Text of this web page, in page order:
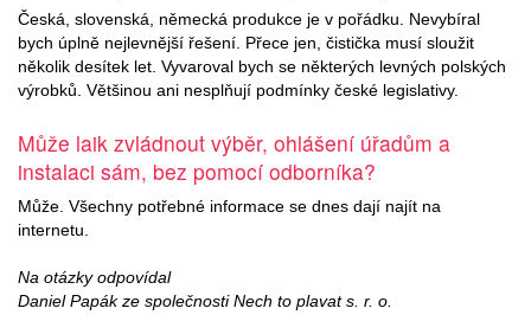
Česká, slovenská, německá produkce je v pořádku. Nevybíral
bych úplně nejlevnější řešení. Přece jen, čistička musí sloužit
několik desítek let. Vyvaroval bych se některých levných polských
výrobků. Většinou ani nesplňují podmínky české legislativy.
Může laik zvládnout výběr, ohlášení úřadům a
instalaci sám, bez pomocí odborníka?
Může. Všechny potřebné informace se dnes dají najít na
internetu.
Na otázky odpovídal
Daniel Papák ze společnosti Nech to plavat s. r. o.